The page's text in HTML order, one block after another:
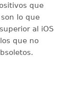
que
lo que
al iOS
que no